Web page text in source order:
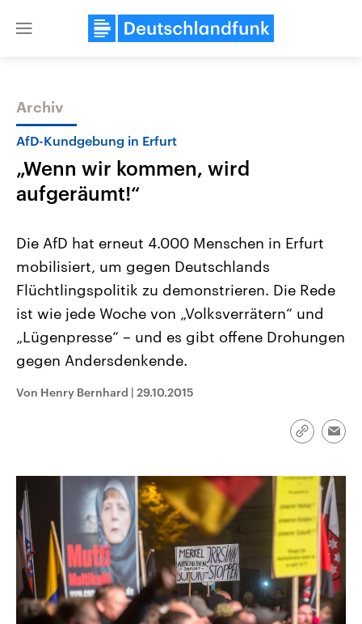
Close
Themen
Landtagswahl Sachsen-Anhalt
2026
Alle Informationen
Sachsen-Anhalt wählt am 6.
September 2026 einen neuen
Landtag. Seit 2021 wird das
Bundesland von einer Koalition aus
CDU, SPD und FDP regiert.-
Umfragen, Prognosen,
Wahlprogramme, aktuelle Berichte
USA
Aktuelle Beiträge,
Hintergründe
Wirtschaftlich und
gehören die Vereinigten
den mächtigsten Ländern
Archiv
AfD-Kundgebung in Erfurt
„Wenn wir kommen, wird
aufgeräumt!“
Die AfD hat erneut 4.000 Menschen in Erfurt
mobilisiert, um gegen Deutschlands
Flüchtlingspolitik zu demonstrieren. Die Rede
ist wie jede Woche von „Volksverrätern“ und
„Lügenpresse“ – und es gibt offene Drohungen
gegen Andersdenkende.
Von Henry Bernhard | 29.10.2015
Link